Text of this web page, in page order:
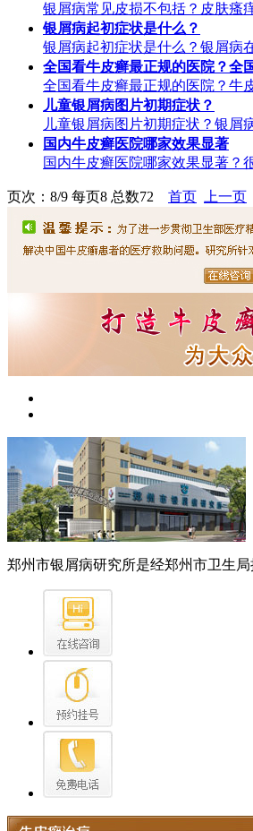
银屑病常见皮损不包括？皮肤瘙
银屑病起初症状是什么？
银屑病起初症状是什么？银屑病
全国看牛皮癣最正规的医院？全
全国看牛皮癣最正规的医院？牛
儿童银屑病图片初期症状？
儿童银屑病图片初期症状？银屑
国内牛皮癣医院哪家效果显著
国内牛皮癣医院哪家效果显著？
页次：8/9 每页8 总数72 首页 上一页
郑州市银屑病研究所是经郑州市卫生